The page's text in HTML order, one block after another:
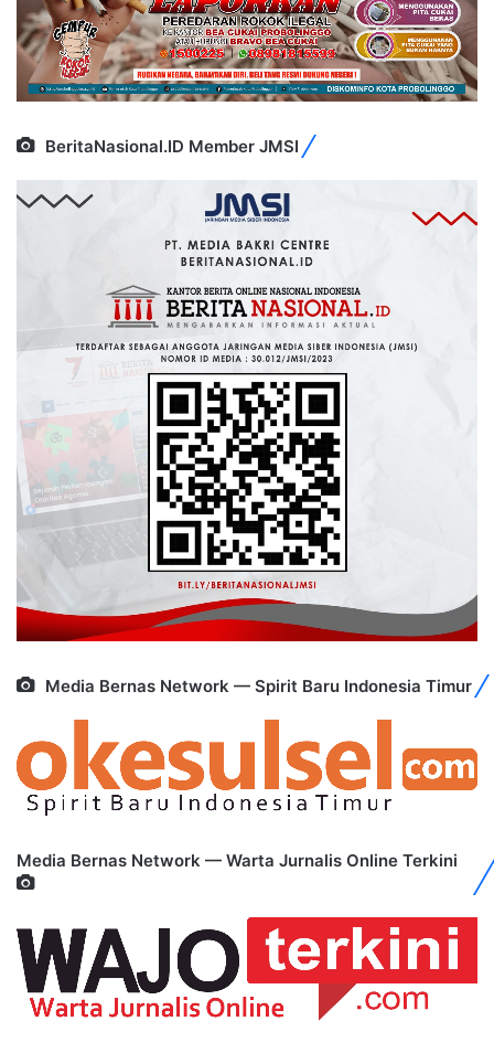
BeritaNasional.ID Member JMSI
Media Bernas Network — Spirit Baru Indonesia Timur
Media Bernas Network — Warta Jurnalis Online Terkini